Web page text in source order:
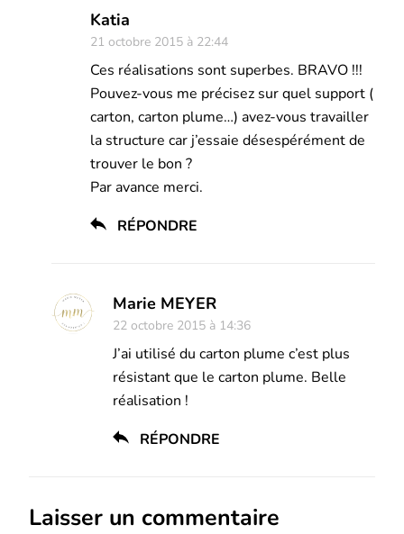
Katia
21 octobre 2015 à 22:44
Ces réalisations sont superbes. BRAVO !!!
Pouvez-vous me précisez sur quel support (
carton, carton plume…) avez-vous travailler
la structure car j’essaie désespérément de
trouver le bon ?
Par avance merci.
RÉPONDRE
Marie MEYER
22 octobre 2015 à 14:36
J’ai utilisé du carton plume c’est plus
résistant que le carton plume. Belle
réalisation !
RÉPONDRE
Laisser un commentaire